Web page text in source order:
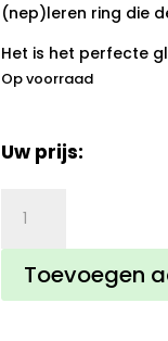
(nep)leren ring die
Het is het perfecte
Op voorraad
Uw prijs:
Tea
Glas
aantal
Toevoegen